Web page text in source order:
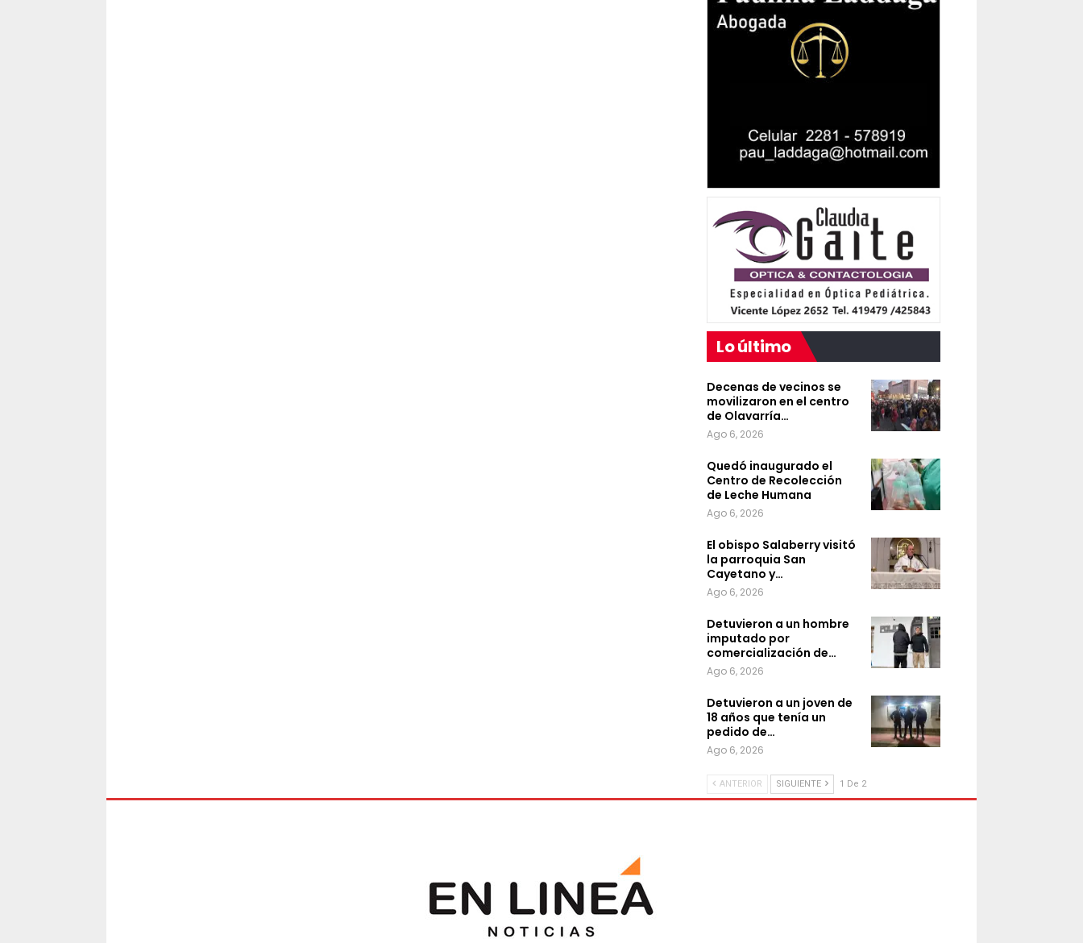
Lo último
Decenas de vecinos se
movilizaron en el centro
de Olavarría…
Ago 6, 2026
Quedó inaugurado el
Centro de Recolección
de Leche Humana
Ago 6, 2026
El obispo Salaberry visitó
la parroquia San
Cayetano y…
Ago 6, 2026
Detuvieron a un hombre
imputado por
comercialización de…
Ago 6, 2026
Detuvieron a un joven de
18 años que tenía un
pedido de…
Ago 6, 2026
ANTERIOR SIGUIENTE 1 De 2